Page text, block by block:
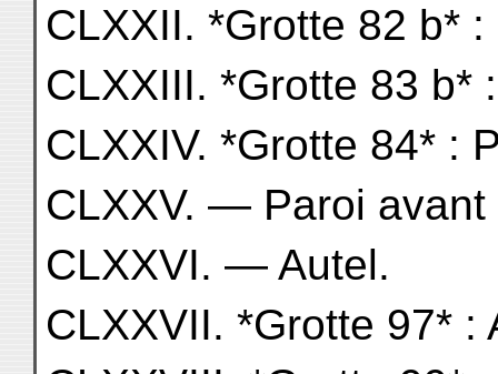
CLXXII. *Grotte 82 b*
CLXXIII. *Grotte 83 b*
CLXXIV. *Grotte 84* :
CLXXV. — Paroi avant
CLXXVI. — Autel.
CLXXVII. *Grotte 97* :